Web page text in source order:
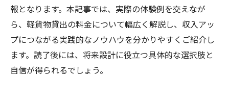
報となります。本記事では、実際の体験例を交えなが
ら、軽貨物貸出の料金について幅広く解説し、収入アッ
プにつながる実践的なノウハウを分かりやすくご紹介し
ます。読了後には、将来設計に役立つ具体的な選択肢と
自信が得られるでしょう。